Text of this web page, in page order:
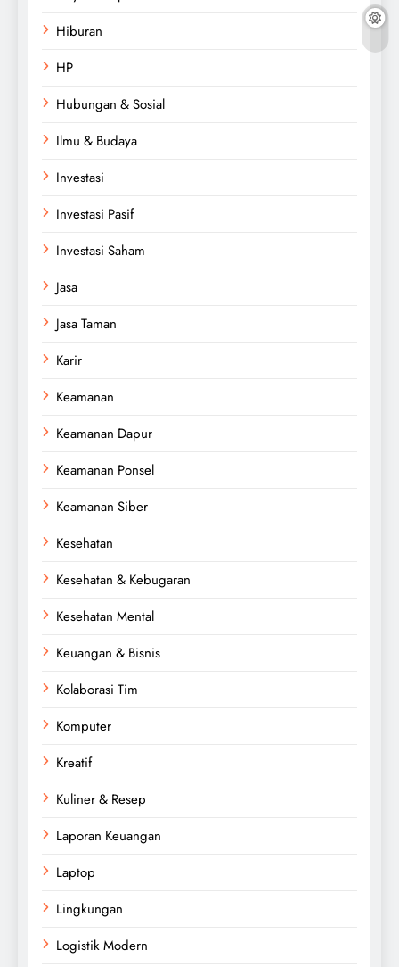
Hiburan
HP
Hubungan & Sosial
Ilmu & Budaya
Investasi
Investasi Pasif
Investasi Saham
Jasa
Jasa Taman
Karir
Keamanan
Keamanan Dapur
Keamanan Ponsel
Keamanan Siber
Kesehatan
Kesehatan & Kebugaran
Kesehatan Mental
Keuangan & Bisnis
Kolaborasi Tim
Komputer
Kreatif
Kuliner & Resep
Laporan Keuangan
Laptop
Lingkungan
Logistik Modern